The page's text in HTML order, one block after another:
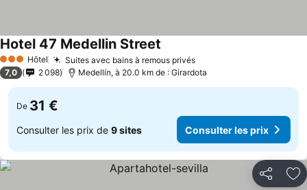
3 ÉtoilesHôtel Suites avec bains à remous privés
Hotel 47 Medellin Street
7,0 2 098 Medellín, à 20.0 km de : Girardota
De 31 €
Consulter les prix de 9 sites Consulter les prix
Partager